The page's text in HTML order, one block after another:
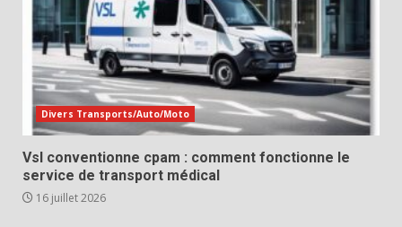
Divers Transports/Auto/Moto
Vsl conventionne cpam : comment fonctionne le
service de transport médical
16 juillet 2026